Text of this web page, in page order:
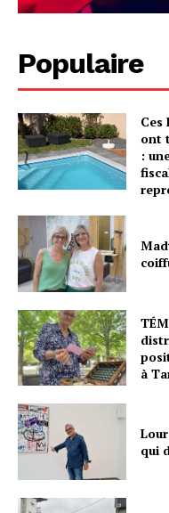
Populaire
Ces
ont
:
à
qui